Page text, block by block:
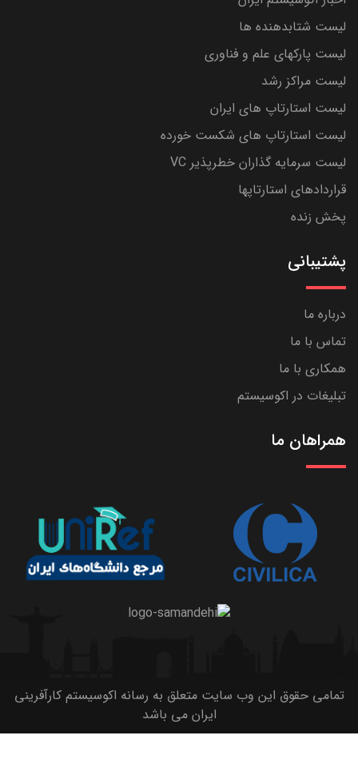
لیست شتابدهنده ها
لیست پارکهای علم و فناوری
لیست مراکز رشد
لیست استارتاپ های ایران
لیست استارتاپ های شکست خورده
لیست سرمایه گذاران خطرپذیر VC
قراردادهای استارتاپها
پخش زنده
پشتیبانی
درباره ما
تماس با ما
همکاری با ما
تبلیغات در اکوسیستم
همراهان ما
تمامی حقوق این وب سایت متعلق به رسانه اکوسیستم کارآفرینی
ایران می باشد